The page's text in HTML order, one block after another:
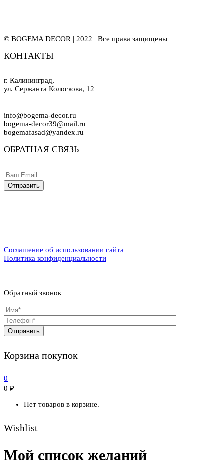
© BOGEMA DECOR | 2022 | Все права защищены
КОНТАКТЫ
г. Калининград,
ул. Сержанта Колоскова, 12
info@bogema-decor.ru
bogema-decor39@mail.ru
bogemafasad@yandex.ru
ОБРАТНАЯ СВЯЗЬ
Соглашение об использовании сайта
Политика конфиденциальности
Обратный звонок
Корзина покупок
0
0 ₽
Нет товаров в корзине.
Wishlist
Мой список желаний